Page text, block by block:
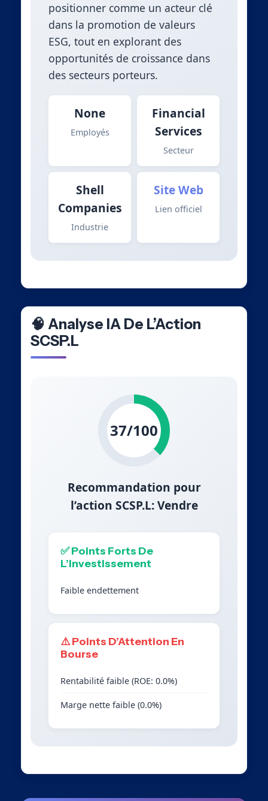
positionner comme un acteur clé
dans la promotion de valeurs
ESG, tout en explorant des
opportunités de croissance dans
des secteurs porteurs.
None
Employés
Financial
Services
Secteur
Shell
Companies
Industrie
Site Web
Lien officiel
🧠 Analyse IA De L’Action
SCSP.L
37/100
Recommandation pour
l’action SCSP.L: Vendre
✅ Points Forts De
L’Investissement
Faible endettement
⚠️ Points D’Attention En
Bourse
Rentabilité faible (ROE: 0.0%)
Marge nette faible (0.0%)